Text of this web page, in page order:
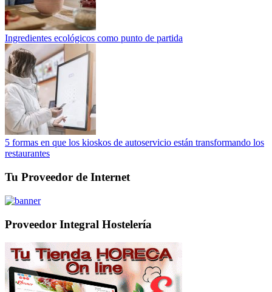
Ingredientes ecológicos como punto de partida
5 formas en que los kioskos de autoservicio están transformando los
restaurantes
Tu Proveedor de Internet
Proveedor Integral Hostelería